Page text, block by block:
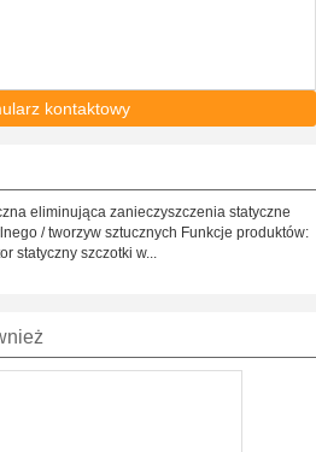
kontaktowy
eliminująca zanieczyszczenia statyczne
/ tworzyw sztucznych Funkcje produktów:
statyczny szczotki w...